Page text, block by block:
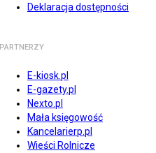
Deklaracja dostępności
PARTNERZY
E-kiosk.pl
E-gazety.pl
Nexto.pl
Mała księgowość
Kancelarierp.pl
Wieści Rolnicze